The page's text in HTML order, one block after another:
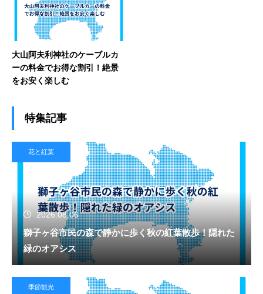
大山阿夫利神社のケーブルカ
ーの料金でお得な割引！絶景
をお安く楽しむ
特集記事
花と紅葉
2026.08.06
獅子ヶ谷市民の森で静かに歩く秋の紅葉散歩！隠れた
緑のオアシス
季節観光